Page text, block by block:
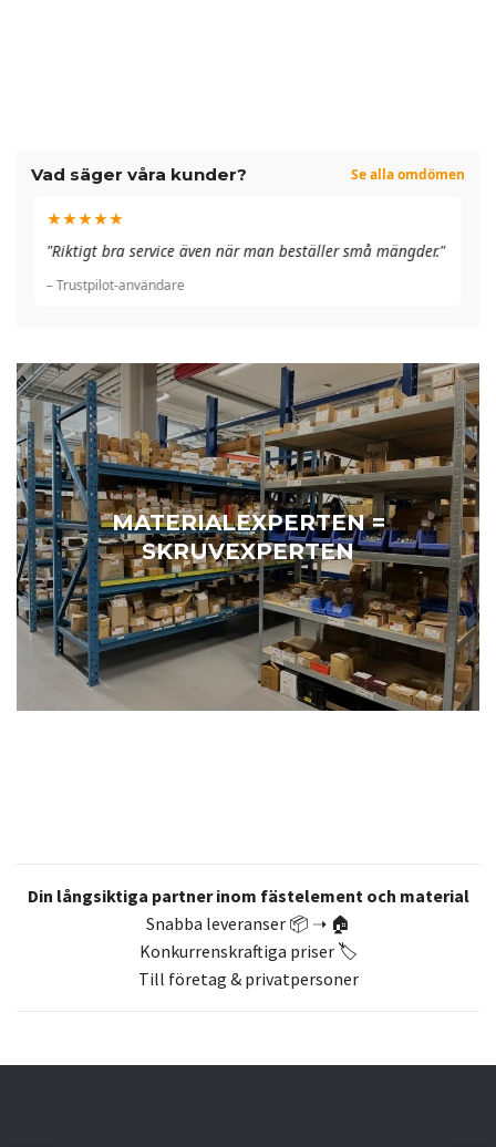
Vad säger våra kunder? Se alla omdömen
★★★★★
"Riktigt bra service även när man beställer små mängder."
– Trustpilot-användare
MATERIALEXPERTEN =
SKRUVEXPERTEN
Din långsiktiga partner inom fästelement och material
Snabba leveranser 📦 ➝ 🏠
Konkurrenskraftiga priser 🏷️
Till företag & privatpersoner